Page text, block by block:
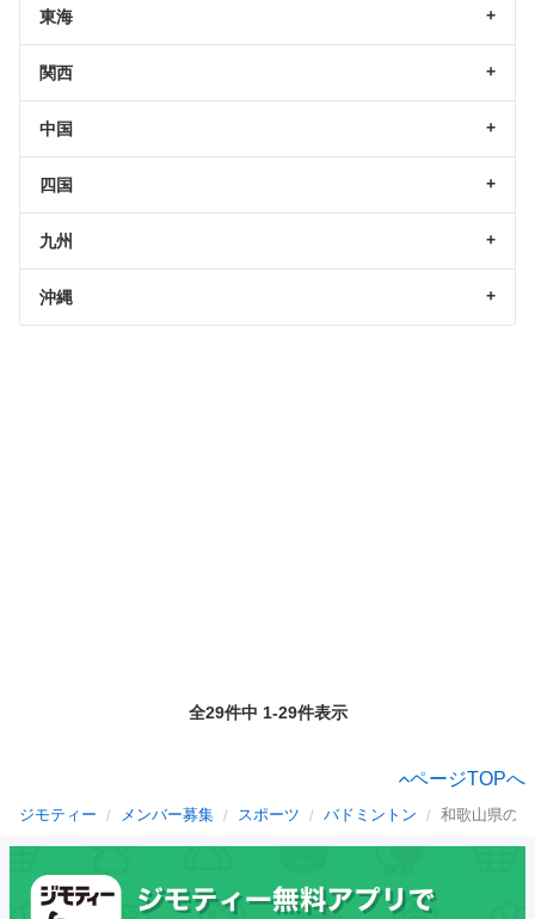
東海
関西
中国
四国
九州
沖縄
全29件中 1-29件表示
ページTOPへ
ジモティー メンバー募集 スポーツ バドミントン 和歌山県の